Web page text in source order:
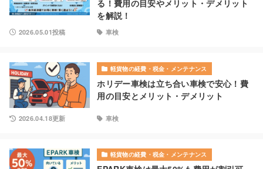
る！費用の目安やメリット・デメリット
を解説！
2026.05.01投稿 車検
軽貨物の経費・税金・メンテナンス
ホリデー車検は立ち合い車検で安心！費
用の目安とメリット・デメリット
2026.04.18更新 車検
軽貨物の経費・税金・メンテナンス